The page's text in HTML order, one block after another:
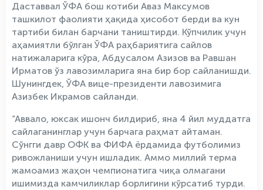
Даставвал ЎФА бош котиби Аваз Максумов
ташкилот фаолияти ҳақида ҳисобот берди ва кун
тартиби билан барчани таништирди. Кўпчилик учун
аҳамиятли бўлган ЎФА раҳбариятига сайлов
натижаларига кўра, Абдусалом Азизов ва Равшан
Ирматов ўз лавозимларига яна бир бор сайланишди.
Шунингдек, ЎФА вице-президенти лавозимига
Азизбек Икрамов сайланди.
“Аввало, юксак ишонч билдириб, яна 4 йил муддатга
сайлаганинглар учун барчага раҳмат айтаман.
Сўнгги давр ОФК ва ФИФА ёрдамида футболимиз
ривожланиши учун ишладик. Аммо миллий терма
жамоамиз жаҳон чемпионатига чиқа олмагани
ишимизда камчиликлар борлигини кўрсатиб турди.